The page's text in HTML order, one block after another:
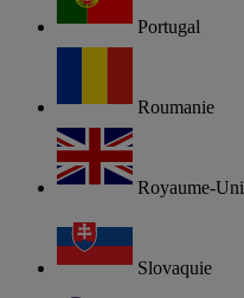
Portugal
Roumanie
Royaume-Uni
Slovaquie